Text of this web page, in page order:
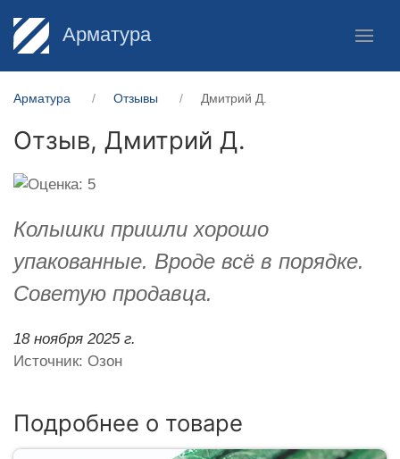
Арматура
Арматура Отзывы Дмитрий Д.
Отзыв, Дмитрий Д.
Колышки пришли хорошо
упакованные. Вроде всё в порядке.
Советую продавца.
18 ноября 2025 г.
Источник: Озон
Подробнее о товаре